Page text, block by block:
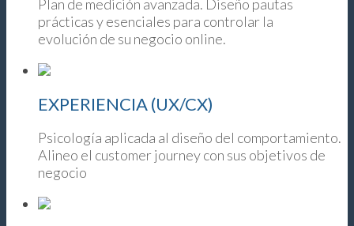
Plan de medición avanzada. Diseño pautas
prácticas y esenciales para controlar la
evolución de su negocio online.
EXPERIENCIA (UX/CX)
Psicología aplicada al diseño del comportamiento.
Alineo el customer journey con sus objetivos de
negocio